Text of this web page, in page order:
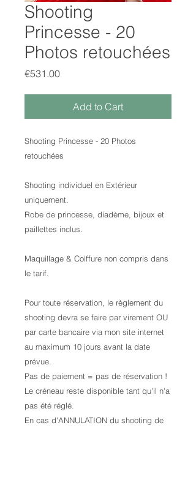
Shooting
Princesse - 20
Photos retouchées
€531.00Price
Add to Cart
Shooting Princesse - 20 Photos
retouchées
Shooting individuel en Extérieur
uniquement.
Robe de princesse, diadème, bijoux et
paillettes inclus.
Maquillage & Coiffure non compris dans
le tarif.
Pour toute réservation, le règlement du
shooting devra se faire par virement OU
par carte bancaire via mon site internet
au maximum 10 jours avant la date
prévue.
Pas de paiement = pas de réservation !
Le créneau reste disponible tant qu'il n'a
pas été réglé.
En cas d'ANNULATION du shooting de